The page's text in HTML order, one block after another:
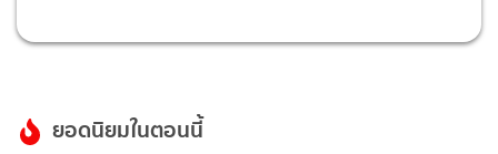
ยอดนิยมในตอนนี้